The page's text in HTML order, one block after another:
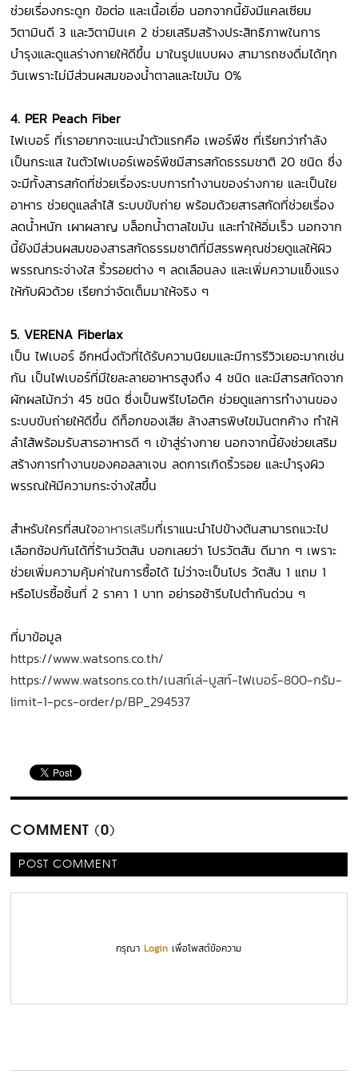
ช่วยเรื่องกระดูก ข้อต่อ และเนื้อเยื่อ นอกจากนี้ยังมีแคลเซียม
วิตามินดี 3 และวิตามินเค 2 ช่วยเสริมสร้างประสิทธิภาพในการ
บำรุงและดูแลร่างกายให้ดีขึ้น มาในรูปแบบผง สามารถชงดื่มได้ทุก
วันเพราะไม่มีส่วนผสมของน้ำตาลและไขมัน 0%
4. PER Peach Fiber
ไฟเบอร์ ที่เราอยากจะแนะนำตัวแรกคือ เพอร์พีช ที่เรียกว่ากำลัง
เป็นกระแส ในตัวไฟเบอร์เพอร์พีชมีสารสกัดธรรมชาติ 20 ชนิด ซึ่ง
จะมีทั้งสารสกัดที่ช่วยเรื่องระบบการทำงานของร่างกาย และเป็นใย
อาหาร ช่วยดูแลลำไส้ ระบบขับถ่าย พร้อมด้วยสารสกัดที่ช่วยเรื่อง
ลดน้ำหนัก เผาผลาญ บล็อกน้ำตาลไขมัน และทำให้อิ่มเร็ว นอกจาก
นี้ยังมีส่วนผสมของสารสกัดธรรมชาติที่มีสรรพคุณช่วยดูแลให้ผิว
พรรณกระจ่างใส ริ้วรอยต่าง ๆ ลดเลือนลง และเพิ่มความแข็งแรง
ให้กับผิวด้วย เรียกว่าจัดเต็มมาให้จริง ๆ
5. VERENA Fiberlax
เป็น ไฟเบอร์ อีกหนึ่งตัวที่ได้รับความนิยมและมีการรีวิวเยอะมากเช่น
กัน เป็นไฟเบอร์ที่มีใยละลายอาหารสูงถึง 4 ชนิด และมีสารสกัดจาก
ผักผลไม้กว่า 45 ชนิด ซึ่งเป็นพรีไบโอติค ช่วยดูแลการทำงานของ
ระบบขับถ่ายให้ดีขึ้น ดีท็อกของเสีย ล้างสารพิษไขมันตกค้าง ทำให้
ลำไส้พร้อมรับสารอาหารดี ๆ เข้าสู่ร่างกาย นอกจากนี้ยังช่วยเสริม
สร้างการทำงานของคอลลาเจน ลดการเกิดริ้วรอย และบำรุงผิว
พรรณให้มีความกระจ่างใสขึ้น
สำหรับใครที่สนใจอาหารเสริมที่เราแนะนำไปข้างต้นสามารถแวะไป
เลือกช้อปกันได้ที่ร้านวัตสัน บอกเลยว่า โปรวัตสัน ดีมาก ๆ เพราะ
ช่วยเพิ่มความคุ้มค่าในการซื้อได้ ไม่ว่าจะเป็นโปร วัตสัน 1 แถม 1
หรือโปรซื้อชิ้นที่ 2 ราคา 1 บาท อย่ารอช้ารีบไปตำกันด่วน ๆ
ที่มาข้อมูล
https://www.watsons.co.th/
https://www.watsons.co.th/เนสท์เล่-บูสท์-ไฟเบอร์-800-กรัม-
limit-1-pcs-order/p/BP_294537
COMMENT (0)
POST COMMENT
กรุณาLogin เพื่อโพสต์ข้อความ